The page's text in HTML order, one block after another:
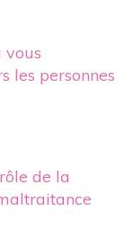
vous
les personnes
de la